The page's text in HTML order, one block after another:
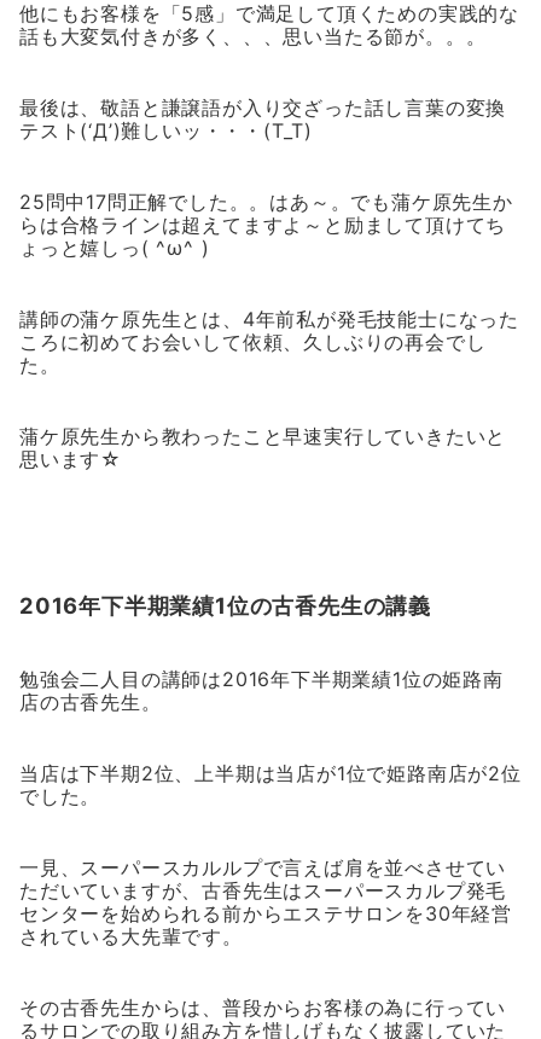
他にもお客様を「5感」で満足して頂くための実践的な
話も大変気付きが多く、、、思い当たる節が。。。
最後は、敬語と謙譲語が入り交ざった話し言葉の変換
テスト(‘Д’)難しいッ・・・(T_T)
25問中17問正解でした。。はあ～。でも蒲ケ原先生か
らは合格ラインは超えてますよ～と励まして頂けてち
ょっと嬉しっ( ^ω^ )
講師の蒲ケ原先生とは、4年前私が発毛技能士になった
ころに初めてお会いして依頼、久しぶりの再会でし
た。
蒲ケ原先生から教わったこと早速実行していきたいと
思います☆
2016年下半期業績1位の古香先生の講義
勉強会二人目の講師は2016年下半期業績1位の姫路南
店の古香先生。
当店は下半期2位、上半期は当店が1位で姫路南店が2位
でした。
一見、スーパースカルルプで言えば肩を並べさせてい
ただいていますが、古香先生はスーパースカルプ発毛
センターを始められる前からエステサロンを30年経営
されている大先輩です。
その古香先生からは、普段からお客様の為に行ってい
るサロンでの取り組み方を惜しげもなく披露していた